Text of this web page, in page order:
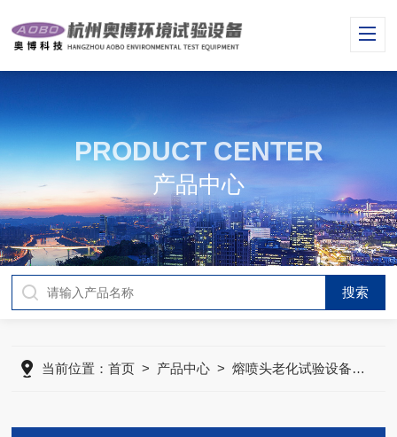
PRODUCT CENTER
产品中心
当前位置：首页 > 产品中心 >熔喷头老化试验设备>